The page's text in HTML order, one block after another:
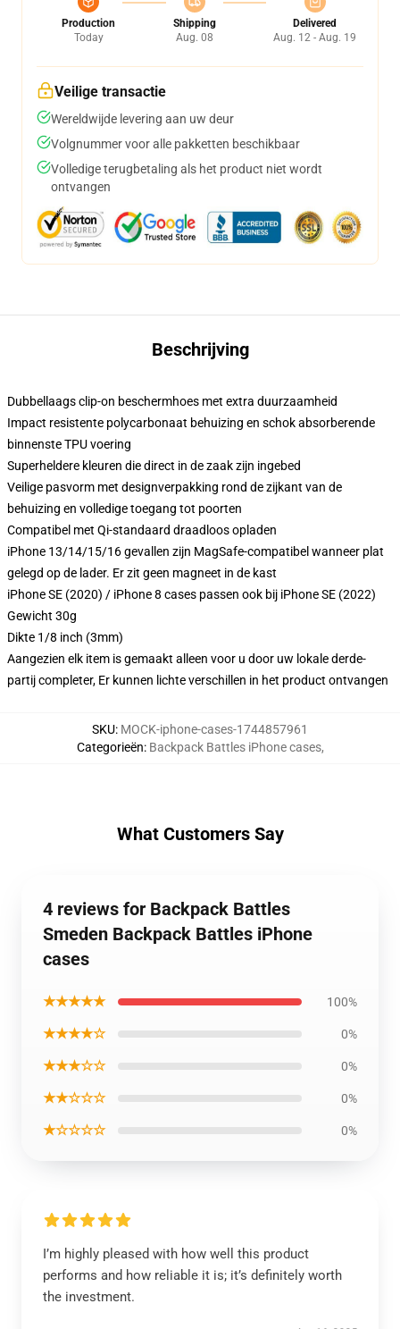
Production
Today
Shipping
Aug. 08
Delivered
Aug. 12 - Aug. 19
Veilige transactie
Wereldwijde levering aan uw deur
Volgnummer voor alle pakketten beschikbaar
Volledige terugbetaling als het product niet wordt
ontvangen
Beschrijving
Dubbellaags clip-on beschermhoes met extra duurzaamheid
Impact resistente polycarbonaat behuizing en schok absorberende
binnenste TPU voering
Superheldere kleuren die direct in de zaak zijn ingebed
Veilige pasvorm met designverpakking rond de zijkant van de
behuizing en volledige toegang tot poorten
Compatibel met Qi-standaard draadloos opladen
iPhone 13/14/15/16 gevallen zijn MagSafe-compatibel wanneer plat
gelegd op de lader. Er zit geen magneet in de kast
iPhone SE (2020) / iPhone 8 cases passen ook bij iPhone SE (2022)
Gewicht 30g
Dikte 1/8 inch (3mm)
Aangezien elk item is gemaakt alleen voor u door uw lokale derde-
partij completer, Er kunnen lichte verschillen in het product ontvangen
SKU: MOCK-iphone-cases-1744857961
Categorieën: Backpack Battles iPhone cases,
What Customers Say
4 reviews for Backpack Battles
Smeden Backpack Battles iPhone
cases
★★★★★ 100%
★★★★☆ 0%
★★★☆☆ 0%
★★☆☆☆ 0%
★☆☆☆☆ 0%
I’m highly pleased with how well this product
performs and how reliable it is; it’s definitely worth
the investment.